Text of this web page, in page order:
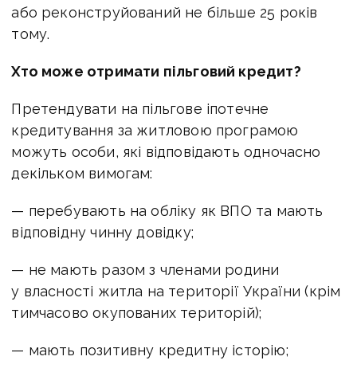
або реконструйований не більше 25 років
тому.
Хто може отримати пільговий кредит?
Претендувати на пільгове іпотечне
кредитування за житловою програмою
можуть особи, які відповідають одночасно
декільком вимогам:
— перебувають на обліку як ВПО та мають
відповідну чинну довідку;
— не мають разом з членами родини
у власності житла на території України (крім
тимчасово окупованих територій);
— мають позитивну кредитну історію;